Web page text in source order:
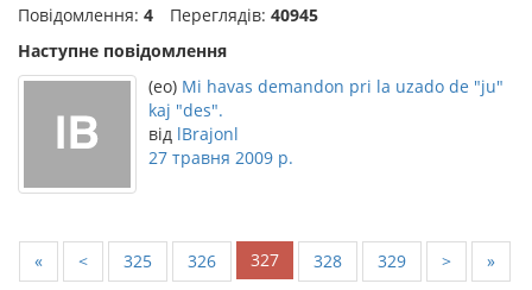
Повідомлення: 4 Переглядів: 40945
Наступне повідомлення
(eo) Mi havas demandon pri la uzado de "ju"
kaj "des".
від lBrajonl
27 травня 2009 р.
« < 325 326 327 328 329 > »